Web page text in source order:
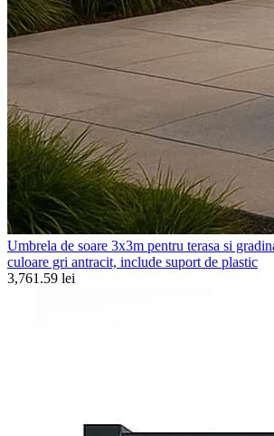
Umbrela de soare 3x3m pentru terasa si
culoare gri antracit, include suport de plastic
3,761.59 lei